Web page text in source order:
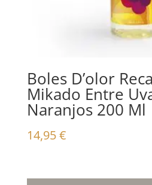
Boles D’olor
Mikado Entre
Naranjos 200 Ml
14,95€